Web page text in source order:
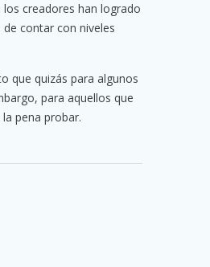
creadores han logrado
contar con niveles
que quizás para algunos
para aquellos que
pena probar.